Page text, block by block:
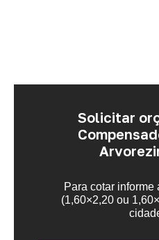
Solicitar
Para cotar
(1,60×2,20 ou